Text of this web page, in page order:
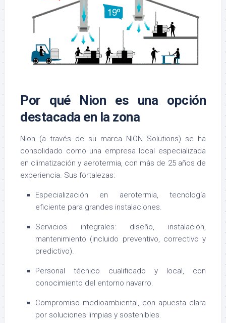
Por qué Nion es una opción
destacada en la zona
Nion (a través de su marca NION Solutions) se ha
consolidado como una empresa local especializada
en climatización y aerotermia, con más de 25 años de
experiencia. Sus fortalezas:
Especialización en aerotermia, tecnología
eficiente para grandes instalaciones.
Servicios integrales: diseño, instalación,
mantenimiento (incluido preventivo, correctivo y
predictivo).
Personal técnico cualificado y local, con
conocimiento del entorno navarro.
Compromiso medioambiental, con apuesta clara
por soluciones limpias y sostenibles.